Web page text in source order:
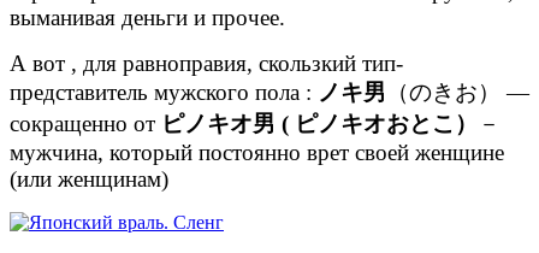
выманивая деньги и прочее.
А вот , для равноправия, скользкий тип-
представитель мужского пола : ノキ男 （のきお） —
сокращенно от ピノキオ男 ( ピノキオおとこ）
－
мужчина, который постоянно врет своей женщине
(или женщинам)